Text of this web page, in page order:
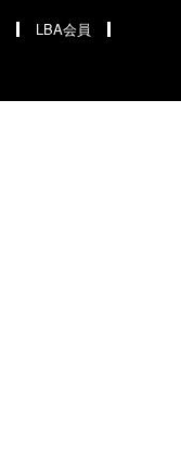
LBA会員